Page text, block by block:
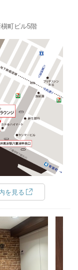
町ビル5階
を見る